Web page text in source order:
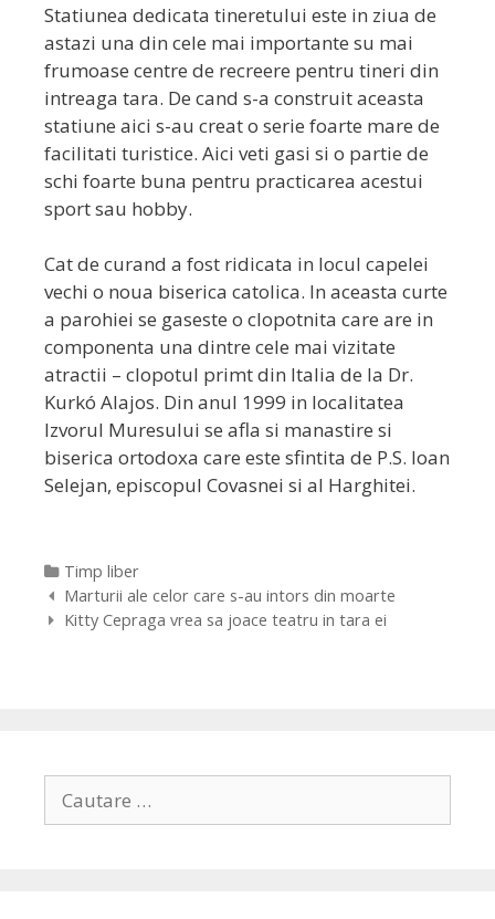
Statiunea dedicata tineretului este in ziua de
astazi una din cele mai importante su mai
frumoase centre de recreere pentru tineri din
intreaga tara. De cand s-a construit aceasta
statiune aici s-au creat o serie foarte mare de
facilitati turistice. Aici veti gasi si o partie de
schi foarte buna pentru practicarea acestui
sport sau hobby.
Cat de curand a fost ridicata in locul capelei
vechi o noua biserica catolica. In aceasta curte
a parohiei se gaseste o clopotnita care are in
componenta una dintre cele mai vizitate
atractii – clopotul primt din Italia de la Dr.
Kurkó Alajos. Din anul 1999 in localitatea
Izvorul Muresului se afla si manastire si
biserica ortodoxa care este sfintita de P.S. Ioan
Selejan, episcopul Covasnei si al Harghitei.
Categorii
Timp liber
Navigare
postare
Marturii ale celor care s-au intors din moarte
Kitty Cepraga vrea sa joace teatru in tara ei
for: